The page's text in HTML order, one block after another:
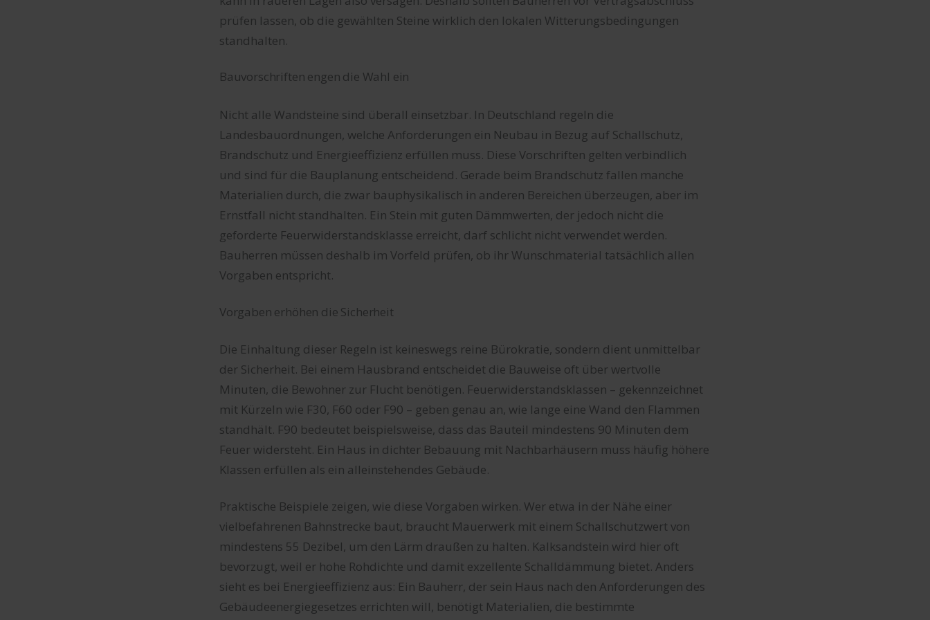
prüfen lassen, ob die gewählten Steine wirklich den lokalen Witterungsbedingungen
standhalten.
Bauvorschriften engen die Wahl ein
Nicht alle Wandsteine sind überall einsetzbar. In Deutschland regeln die
Landesbauordnungen, welche Anforderungen ein Neubau in Bezug auf Schallschutz,
Brandschutz und Energieeffizienz erfüllen muss. Diese Vorschriften gelten verbindlich
und sind für die Bauplanung entscheidend. Gerade beim Brandschutz fallen manche
Materialien durch, die zwar bauphysikalisch in anderen Bereichen überzeugen, aber im
Ernstfall nicht standhalten. Ein Stein mit guten Dämmwerten, der jedoch nicht die
geforderte Feuerwiderstandsklasse erreicht, darf schlicht nicht verwendet werden.
Bauherren müssen deshalb im Vorfeld prüfen, ob ihr Wunschmaterial tatsächlich allen
Vorgaben entspricht.
Vorgaben erhöhen die Sicherheit
Die Einhaltung dieser Regeln ist keineswegs reine Bürokratie, sondern dient unmittelbar
der Sicherheit. Bei einem Hausbrand entscheidet die Bauweise oft über wertvolle
Minuten, die Bewohner zur Flucht benötigen. Feuerwiderstandsklassen – gekennzeichnet
mit Kürzeln wie F30, F60 oder F90 – geben genau an, wie lange eine Wand den Flammen
standhält. F90 bedeutet beispielsweise, dass das Bauteil mindestens 90 Minuten dem
Feuer widersteht. Ein Haus in dichter Bebauung mit Nachbarhäusern muss häufig höhere
Klassen erfüllen als ein alleinstehendes Gebäude.
Praktische Beispiele zeigen, wie diese Vorgaben wirken. Wer etwa in der Nähe einer
vielbefahrenen Bahnstrecke baut, braucht Mauerwerk mit einem Schallschutzwert von
mindestens 55 Dezibel, um den Lärm draußen zu halten. Kalksandstein wird hier oft
bevorzugt, weil er hohe Rohdichte und damit exzellente Schalldämmung bietet. Anders
sieht es bei Energieeffizienz aus: Ein Bauherr, der sein Haus nach den Anforderungen des
Gebäudeenergiegesetzes errichten will, benötigt Materialien, die bestimmte